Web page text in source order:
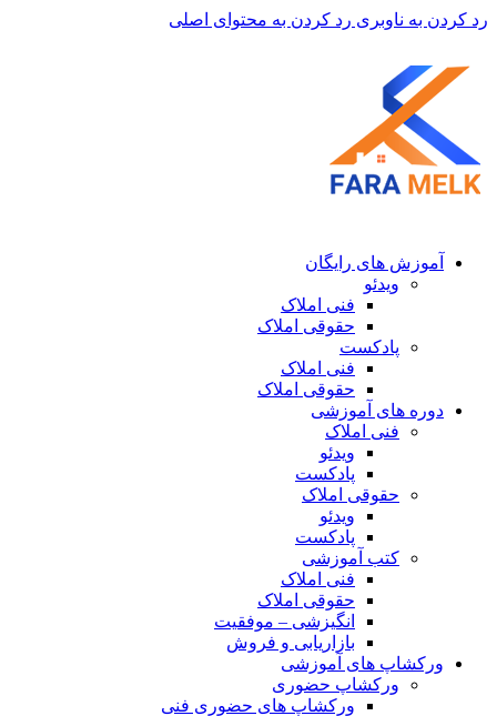
رد کردن به ناوبری رد کردن به محتوای اصلی
آموزش های رایگان
ویدئو
فنی املاک
حقوقی املاک
پادکست
فنی املاک
حقوقی املاک
دوره های آموزشی
فنی املاک
ویدئو
پادکست
حقوقی املاک
ویدئو
پادکست
کتب آموزشی
فنی املاک
حقوقی املاک
انگیزشی – موفقیت
بازاریابی و فروش
ورکشاپ های آموزشی
ورکشاپ حضوری
ورکشاپ های حضوری فنی